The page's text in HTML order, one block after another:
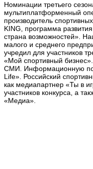
Номинации третьего
мультиплатформенный
производитель
KING, программа
страна возможностей».
малого и среднего
учредил для участников
«Мой спортивный
СМИ. Информационную
Life». Российский
как медиапартнер «Ты в
участников конкурса, а
«Медиа».